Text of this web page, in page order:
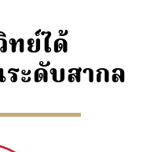
ทย์ได้
ะดับสากล